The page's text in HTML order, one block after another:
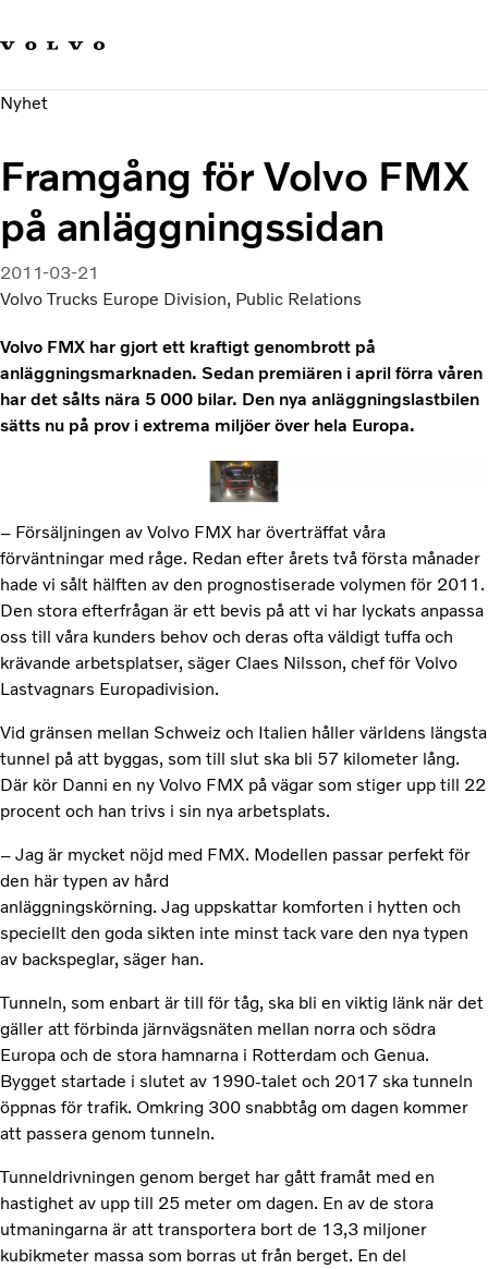
Hållbara transporter
Investerare
Nyheter och Media
Nyhet
Framgång för Volvo FMX
på anläggningssidan
2011-03-21
Volvo Trucks Europe Division, Public Relations
Volvo FMX har gjort ett kraftigt genombrott på
anläggningsmarknaden. Sedan premiären i april förra våren
har det sålts nära 5 000 bilar. Den nya anläggningslastbilen
sätts nu på prov i extrema miljöer över hela Europa.
– Försäljningen av Volvo FMX har överträffat våra
förväntningar med råge. Redan efter årets två första månader
hade vi sålt hälften av den prognostiserade volymen för 2011.
Den stora efterfrågan är ett bevis på att vi har lyckats anpassa
oss till våra kunders behov och deras ofta väldigt tuffa och
krävande arbetsplatser, säger Claes Nilsson, chef för Volvo
Lastvagnars Europadivision.
Vid gränsen mellan Schweiz och Italien håller världens längsta
tunnel på att byggas, som till slut ska bli 57 kilometer lång.
Där kör Danni en ny Volvo FMX på vägar som stiger upp till 22
procent och han trivs i sin nya arbetsplats.
– Jag är mycket nöjd med FMX. Modellen passar perfekt för
den här typen av hård
anläggningskörning. Jag uppskattar komforten i hytten och
speciellt den goda sikten inte minst tack vare den nya typen
av backspeglar, säger han.
Tunneln, som enbart är till för tåg, ska bli en viktig länk när det
gäller att förbinda järnvägsnäten mellan norra och södra
Europa och de stora hamnarna i Rotterdam och Genua.
Bygget startade i slutet av 1990-talet och 2017 ska tunneln
öppnas för trafik. Omkring 300 snabbtåg om dagen kommer
att passera genom tunneln.
Tunneldrivningen genom berget har gått framåt med en
hastighet av upp till 25 meter om dagen. En av de stora
utmaningarna är att transportera bort de 13,3 miljoner
kubikmeter massa som borras ut från berget. En del